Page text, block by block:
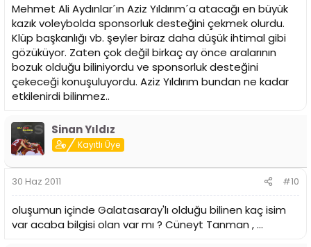
Mehmet Ali Aydınlar´ın Aziz Yıldırım´a atacağı en büyük
kazık voleybolda sponsorluk desteğini çekmek olurdu.
Klüp başkanlığı vb. şeyler biraz daha düşük ihtimal gibi
gözüküyor. Zaten çok değil birkaç ay önce aralarının
bozuk olduğu biliniyordu ve sponsorluk desteğini
çekeceği konuşuluyordu. Aziz Yıldırım bundan ne kadar
etkilenirdi bilinmez..
Sinan Yıldız
Kayıtlı Üye
30 Haz 2011 #10
oluşumun içinde Galatasaray'lı olduğu bilinen kaç isim
var acaba bilgisi olan var mı ? Cüneyt Tanman , ...